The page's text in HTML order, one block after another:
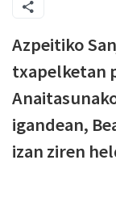
Azpeitiko
txapelketan
igandean,
izan ziren